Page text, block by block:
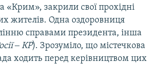
«Крим», закрили свої прохідні
жителів. Одна оздоровниця
справами президента, інша
‒ КР). Зрозуміло, що містечкова
ходить перед керівництвом цих